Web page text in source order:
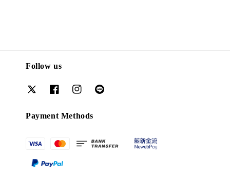
Follow us
Payment Methods